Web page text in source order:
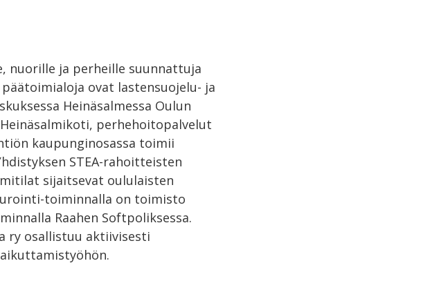
nuorille ja perheille suunnattuja
ovat lastensuojelu- ja
Heinäsalmessa Oulun
perhehoitopalvelut
kaupunginosassa toimii
STEA-rahoitteisten
sijaitsevat oululaisten
toiminnalla on toimisto
Raahen Softpoliksessa.
ry osallistuu aktiivisesti